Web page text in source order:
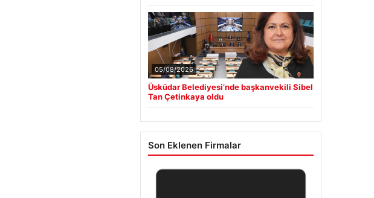
05/08/2026
Üsküdar Belediyesi’nde başkanvekili Sibel
Tan Çetinkaya oldu
Son Eklenen Firmalar